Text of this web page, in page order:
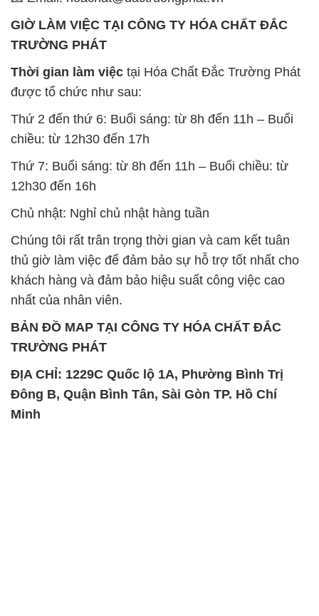
GIỜ LÀM VIỆC TẠI CÔNG TY HÓA CHẤT ĐẮC
TRƯỜNG PHÁT
Thời gian làm việc tại Hóa Chất Đắc Trường Phát
được tổ chức như sau:
Thứ 2 đến thứ 6: Buổi sáng: từ 8h đến 11h – Buổi
chiều: từ 12h30 đến 17h
Thứ 7: Buổi sáng: từ 8h đến 11h – Buổi chiều: từ
12h30 đến 16h
Chủ nhật: Nghỉ chủ nhật hàng tuần
Chúng tôi rất trân trọng thời gian và cam kết tuân
thủ giờ làm việc để đảm bảo sự hỗ trợ tốt nhất cho
khách hàng và đảm bảo hiệu suất công việc cao
nhất của nhân viên.
BẢN ĐỒ MAP TẠI CÔNG TY HÓA CHẤT ĐẮC
TRƯỜNG PHÁT
ĐỊA CHỈ: 1229C Quốc lộ 1A, Phường Bình Trị
Đông B, Quận Bình Tân, Sài Gòn TP. Hồ Chí
Minh